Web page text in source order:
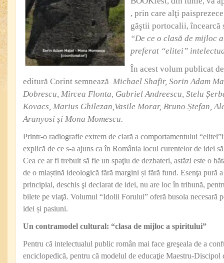
, prin care alţi
găştii portocalii, încearcă
“De ce o clasă de mijloc
preferat “elitei”
În acest volum publicat
editură Corint semnează Michael Shafir, Sorin Adam
Dobrescu, Mircea Flonta, Gabriel Andreescu, Stelu Ș
Kovacs, Marius Ghilezan,Vasile Morar, Bruno Ștefan,
Aranyosi și Mona Momescu.
Printr-o radiografie extrem de clară a comportamentului
explică de ce s-a ajuns ca în România locul curentelor de idei
Cea ce ar fi trebuit să fie un spaţiu de dezbateri, astăzi este o
de o mlaștină ideologică fără margini și fără fund. Esenţa pură
principial, deschis şi declarat de idei, nu are loc în tribună,
bilete pe viaţă. Volumul “Idolii Forului” oferă busola necesară
idei și pasiuni.
Un contramodel cultural: “clasa de mijloc a spiritului”
Pentru că intelectualul public român mai face greşeala de a
enciclopedică, pentru că modelul de educaţie Maestru-